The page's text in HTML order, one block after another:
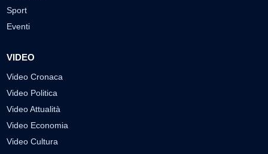
Sport
Eventi
VIDEO
Video Cronaca
Video Politica
Video Attualità
Video Economia
Video Cultura